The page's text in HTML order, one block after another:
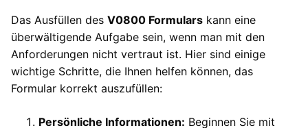
Das Ausfüllen des V0800 Formulars kann eine
überwältigende Aufgabe sein, wenn man mit den
Anforderungen nicht vertraut ist. Hier sind einige
wichtige Schritte, die Ihnen helfen können, das
Formular korrekt auszufüllen:
Persönliche Informationen: Beginnen Sie mit